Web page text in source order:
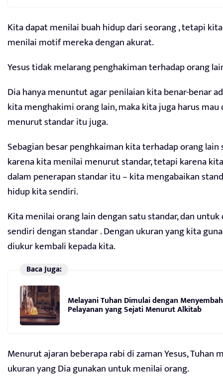
Kita dapat menilai buah hidup dari seorang , tetapi
menilai motif mereka dengan akurat.
Yesus tidak melarang penghakiman terhadap orang
Dia hanya menuntut agar penilaian kita benar-benar
kita menghakimi orang lain, maka kita juga harus
menurut standar itu juga.
Sebagian besar penghkaiman kita terhadap orang lain
karena kita menilai menurut standar, tetapi karena
dalam penerapan standar itu – kita mengabaikan
hidup kita sendiri.
Kita menilai orang lain dengan satu standar, dan
sendiri dengan standar . Dengan ukuran yang kita
diukur kembali kepada kita.
Baca Juga:
Melayani Tuhan Dimulai dengan
Pelayanan yang Sejati Menurut Alkitab
Menurut ajaran beberapa rabi di zaman Yesus, Tuhan
ukuran yang Dia gunakan untuk menilai orang.